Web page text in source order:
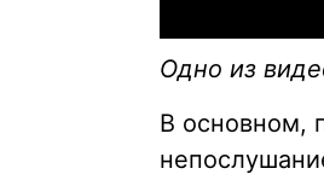
Одно из
В основном,